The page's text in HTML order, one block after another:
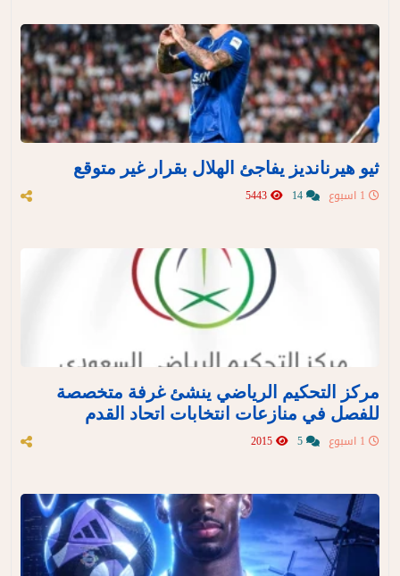
ثيو هيرنانديز يفاجئ الهلال بقرار غير متوقع
مركز التحكيم الرياضي ينشئ غرفة متخصصة
للفصل في منازعات انتخابات اتحاد القدم